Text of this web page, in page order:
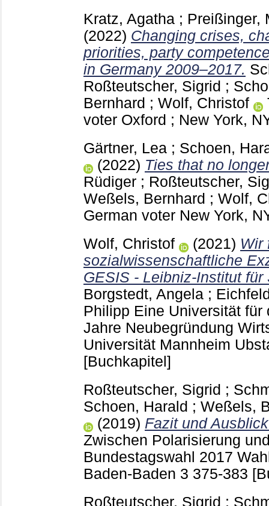
Kratz, Agatha ; Preißinger,
(2022) Changing crises,
priorities, party
in Germany 2009–2017.
Roßteutscher, Sigrid ;
Bernhard ; Wolf, Christof
voter Oxford ; New York,
Gärtner, Lea ; Schoen,
(2022) Ties that no
Rüdiger ; Roßteutscher,
Weßels, Bernhard ; Wolf,
German voter New York,
Wolf, Christof
(2021) Wir
sozialwissenschaftliche
GESIS - Leibniz-Institut
Borgstedt, Angela ;
Philipp Eine Universität für
Jahre Neubegründung
Universität Mannheim
[Buchkapitel]
Roßteutscher, Sigrid ;
Schoen, Harald ; Weßels,
(2019) Fazit und
Zwischen Polarisierung
Bundestagswahl 2017
Baden-Baden 3 375-383
Roßteutscher, Sigrid ;